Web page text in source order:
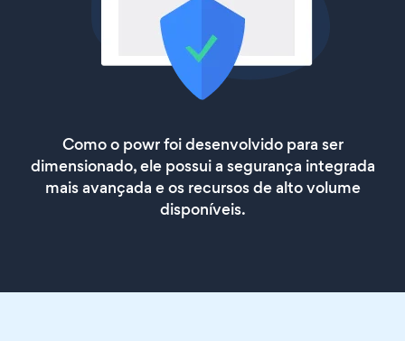
Como o powr foi desenvolvido para ser
dimensionado, ele possui a segurança integrada
mais avançada e os recursos de alto volume
disponíveis.